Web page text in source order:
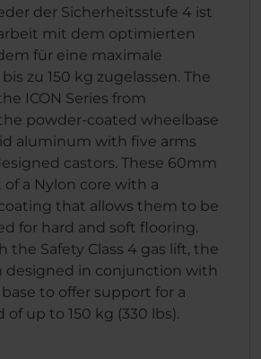
der Sicherheitsstufe 4 ist
mit dem optimierten
für eine maximale
zu 150 kg zugelassen. The
ICON Series from
powder-coated wheelbase
aluminum with five arms
castors. These 60mm
of a Nylon core with a
that allows them to be
for hard and soft flooring.
the Safety Class 4 gas lift, the
designed in conjunction with
to offer support for a
up to 150 kg (330 lbs).